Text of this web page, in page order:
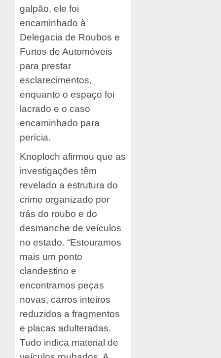
galpão, ele foi
encaminhado à
Delegacia de Roubos e
Furtos de Automóveis
para prestar
esclarecimentos,
enquanto o espaço foi
lacrado e o caso
encaminhado para
perícia.
Knoploch afirmou que as
investigações têm
revelado a estrutura do
crime organizado por
trás do roubo e do
desmanche de veículos
no estado. “Estouramos
mais um ponto
clandestino e
encontramos peças
novas, carros inteiros
reduzidos a fragmentos
e placas adulteradas.
Tudo indica material de